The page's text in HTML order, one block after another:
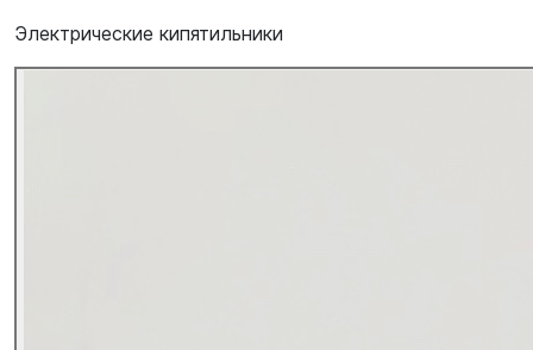
Электрические кипятильники